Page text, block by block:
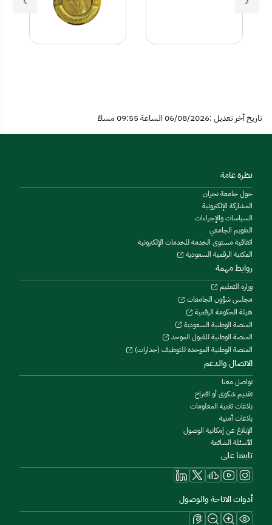
تاريخ آخر تعديل :06/08/2026 الساعة 09:55 مساءً
نظرة عامة
حول جامعة نجران
المشاركة الإلكترونية
السياسات والإجراءات
التقويم الجامعي
اتفاقية مستوى الخدمة للخدمات الإلكترونية
المكتبة الرقمية السعودية
روابط مهمة
وزارة التعليم
مجلس شؤون الجامعات
هيئة الحكومة الرقمية
المنصة الوطنية السعودية
المنصة الوطنية للقبول الموحد
المنصة الوطنية الموحدة للتوظيف (جدارات)
الاتصال والدعم
تواصل معنا
تقديم شكوى أو اقتراح
بلاغات تقنية المعلومات
بلاغات أمنية
الإبلاغ عن إمكانية الوصول
الأسئلة الشائعة
تابعنا على
أدوات الاتاحة والوصول